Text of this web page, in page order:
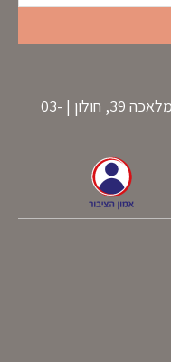
מיי טריפ בע"מ | ח.פ 515315067 | המלאכה 39, חולון | 03-